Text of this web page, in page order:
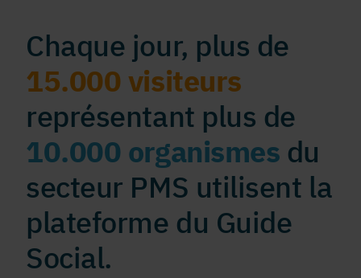
Chaque jour, plus de
15.000 visiteurs
représentant plus de
10.000 organismes du
secteur PMS utilisent la
plateforme du Guide
Social.